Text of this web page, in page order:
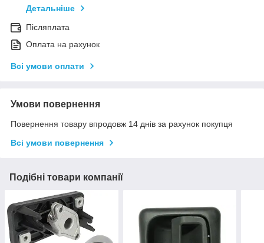
Детальніше
Післяплата
Оплата на рахунок
Всі умови оплати
Умови повернення
Повернення товару впродовж 14 днів за рахунок покупця
Всі умови повернення
Подібні товари компанії